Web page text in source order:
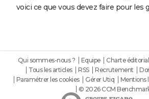
voici ce que vous devez faire pour les
Qui sommes-nous ? Equipe Charte
Tous les articles
RSS Recrutement
Paramétrer les cookies
Gérer Utiq Mentions
© 2026 CCM